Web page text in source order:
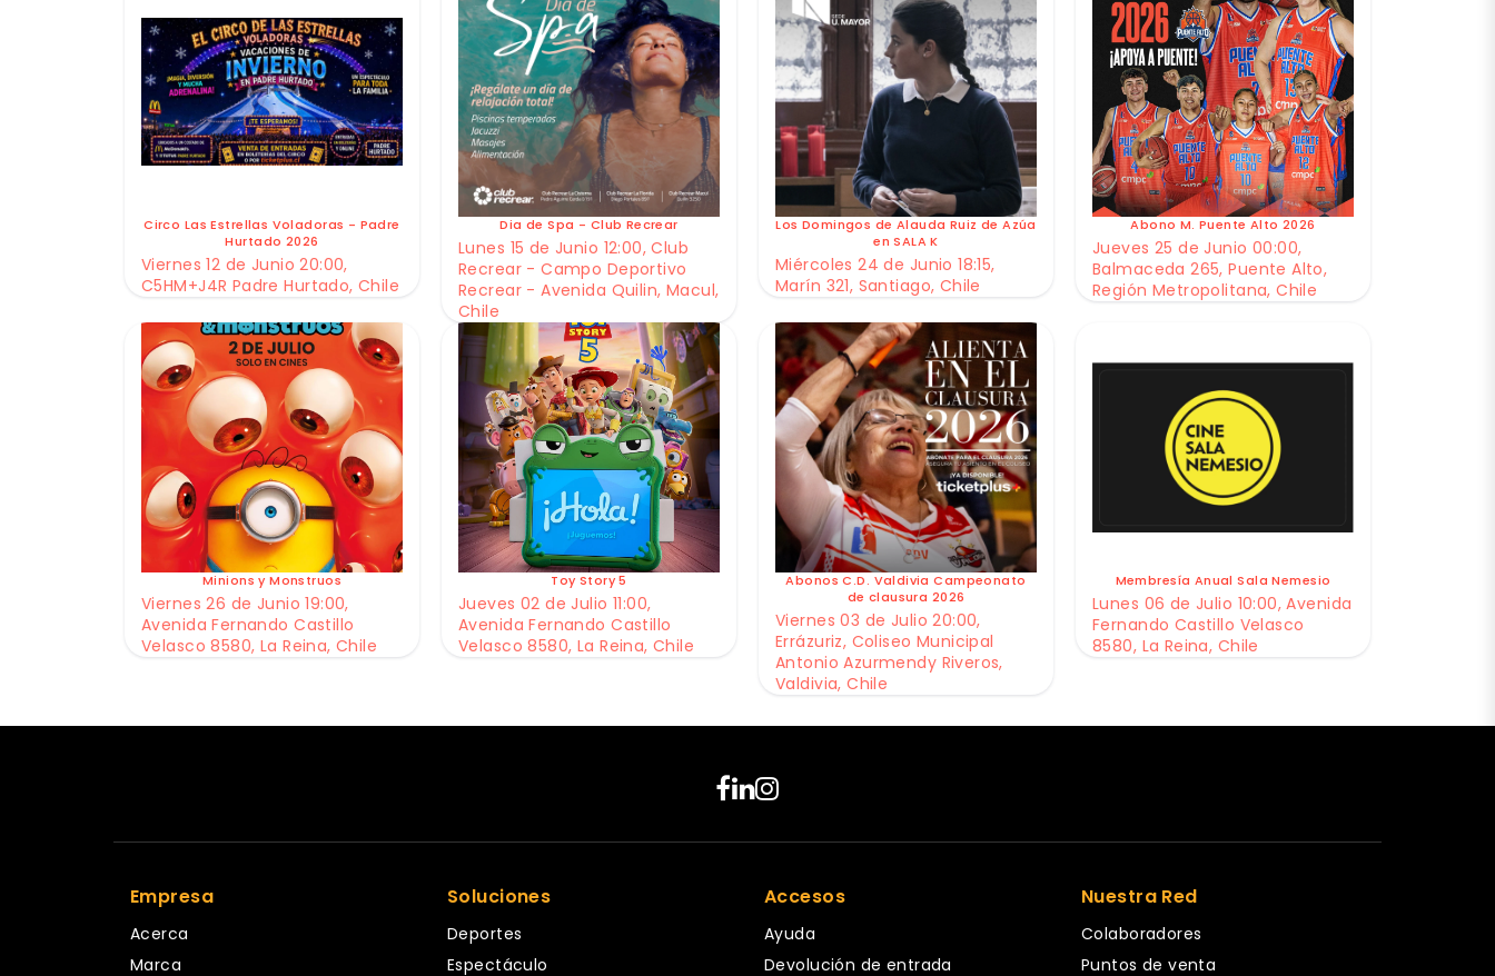
Circo Las Estrellas Voladoras - Padre
Hurtado 2026
Viernes 12 de Junio 20:00,
C5HM+J4R Padre Hurtado, Chile
Dia de Spa - Club Recrear
Lunes 15 de Junio 12:00, Club
Recrear - Campo Deportivo
Recrear - Avenida Quilin, Macul,
Chile
Los Domingos de Alauda Ruiz de Azúa
en SALA K
Miércoles 24 de Junio 18:15,
Marín 321, Santiago, Chile
Abono M. Puente Alto 2026
Jueves 25 de Junio 00:00,
Balmaceda 265, Puente Alto,
Región Metropolitana, Chile
Minions y Monstruos
Viernes 26 de Junio 19:00,
Avenida Fernando Castillo
Velasco 8580, La Reina, Chile
Toy Story 5
Jueves 02 de Julio 11:00,
Avenida Fernando Castillo
Velasco 8580, La Reina, Chile
Abonos C.D. Valdivia Campeonato
de clausura 2026
Viernes 03 de Julio 20:00,
Errázuriz, Coliseo Municipal
Antonio Azurmendy Riveros,
Valdivia, Chile
Membresía Anual Sala Nemesio
Lunes 06 de Julio 10:00, Avenida
Fernando Castillo Velasco
8580, La Reina, Chile
Empresa
Acerca
Marca
Soluciones
Deportes
Espectáculo
Accesos
Ayuda
Devolución de entrada
Nuestra Red
Colaboradores
Puntos de venta